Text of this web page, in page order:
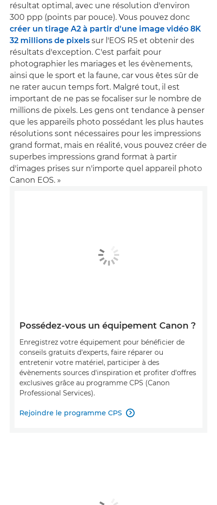
résultat optimal, avec une résolution d'environ
300 ppp (points par pouce). Vous pouvez donc
créer un tirage A2 à partir d'une image vidéo 8K
32 millions de pixels sur l'EOS R5 et obtenir des
résultats d'exception. C'est parfait pour
photographier les mariages et les évènements,
ainsi que le sport et la faune, car vous êtes sûr de
ne rater aucun temps fort. Malgré tout, il est
important de ne pas se focaliser sur le nombre de
millions de pixels. Les gens ont tendance à penser
que les appareils photo possédant les plus hautes
résolutions sont nécessaires pour les impressions
grand format, mais en réalité, vous pouvez créer de
superbes impressions grand format à partir
d'images prises sur n'importe quel appareil photo
Canon EOS. »
Possédez-vous un équipement Canon ?
Enregistrez votre équipement pour bénéficier de
conseils gratuits d'experts, faire réparer ou
entretenir votre matériel, participer à des
évènements sources d'inspiration et profiter d'offres
exclusives grâce au programme CPS (Canon
Professional Services).
Rejoindre le programme CPS 